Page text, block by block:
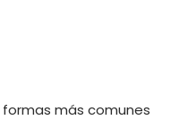
formas más comunes